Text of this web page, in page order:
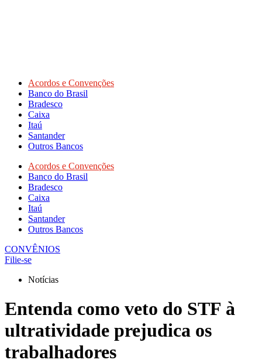
Acordos e Convenções
Banco do Brasil
Bradesco
Caixa
Itaú
Santander
Outros Bancos
Acordos e Convenções
Banco do Brasil
Bradesco
Caixa
Itaú
Santander
Outros Bancos
CONVÊNIOS
Filie-se
Notícias
Entenda como veto do STF à
ultratividade prejudica os
trabalhadores